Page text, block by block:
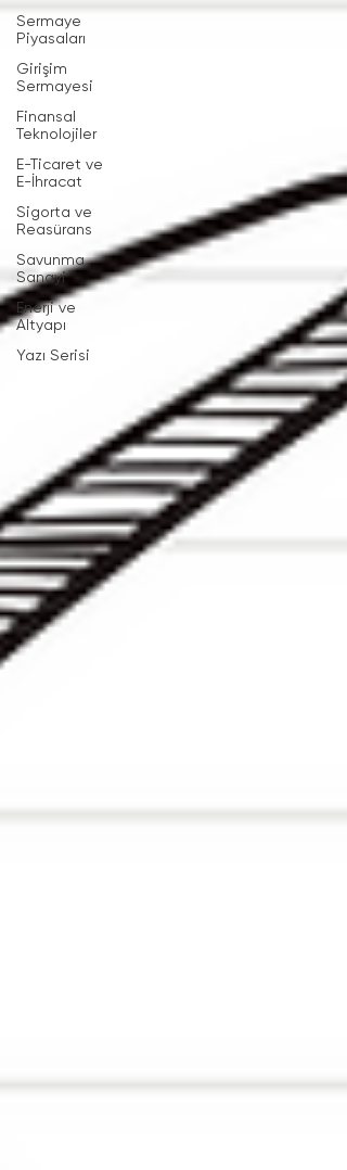
Sermaye
Piyasaları
Girişim
Sermayesi
Finansal
Teknolojiler
E-Ticaret ve
E-İhracat
Sigorta ve
Reasürans
Savunma
Sanayi
Enerji ve
Altyapı
Yazı Serisi